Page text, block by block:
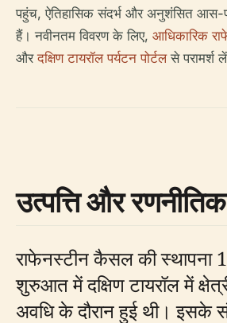
पहुंच, ऐतिहासिक संदर्भ और अनुशंसित आस-
हैं। नवीनतम विवरण के लिए, आधिकारिक
औरदक्षिण टायरॉल पर्यटन पोर्टलसे परामर्श
उत्पत्ति और
राफेनस्टीन कैसल की स्थापना
शुरुआत में दक्षिण टायरॉल में
अवधि के दौरान हुई थी। इसके